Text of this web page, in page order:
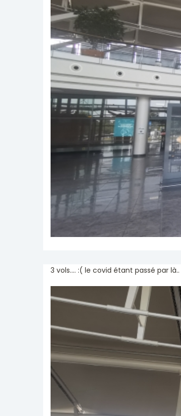
3 vols.... :( le covid étant passé par là..